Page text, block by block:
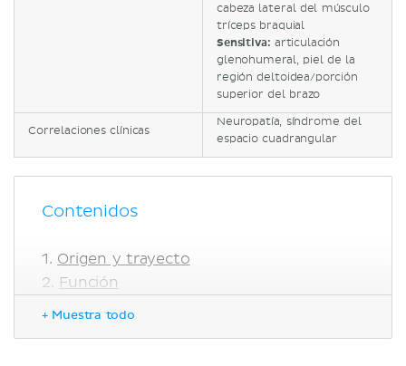
cabeza lateral del músculo
tríceps braquial
Sensitiva: articulación
glenohumeral, piel de la
región deltoidea/porción
superior del brazo
Correlaciones clínicas
Neuropatía, síndrome del
espacio cuadrangular
Contenidos
Origen y trayecto
Función
+ Muestra todo